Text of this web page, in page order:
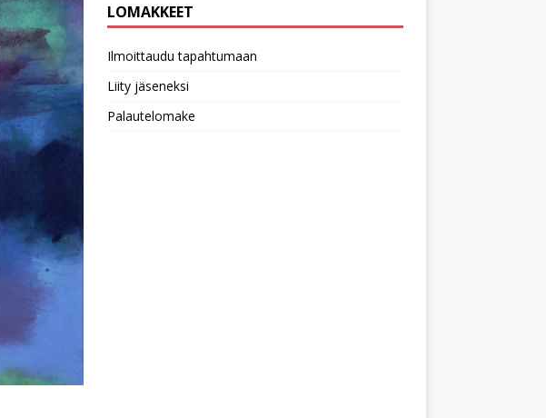
LOMAKKEET
Ilmoittaudu tapahtumaan
Liity jäseneksi
Palautelomake